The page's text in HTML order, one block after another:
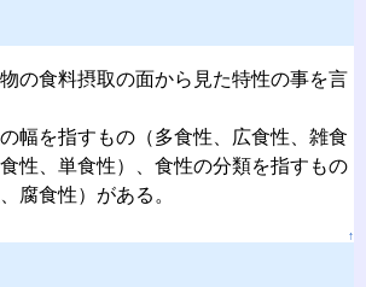
の食料摂取の面から見た特性の事を言
幅を指すもの（多食性、広食性、雑食
性、単食性）、食性の分類を指すもの
腐食性）がある。
↑